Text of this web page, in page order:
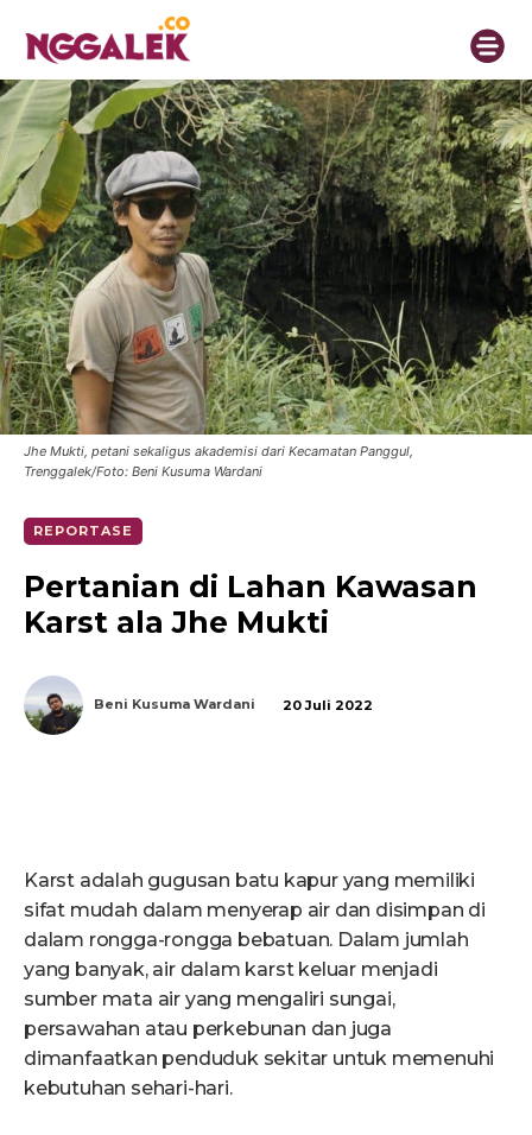
Jhe Mukti, petani sekaligus akademisi dari Kecamatan Panggul,
Trenggalek/Foto: Beni Kusuma Wardani
REPORTASE
Pertanian di Lahan Kawasan
Karst ala Jhe Mukti
Beni Kusuma Wardani 20 Juli 2022
Karst adalah gugusan batu kapur yang memiliki
sifat mudah dalam menyerap air dan disimpan di
dalam rongga-rongga bebatuan. Dalam jumlah
yang banyak, air dalam karst keluar menjadi
sumber mata air yang mengaliri sungai,
persawahan atau perkebunan dan juga
dimanfaatkan penduduk sekitar untuk memenuhi
kebutuhan sehari-hari.